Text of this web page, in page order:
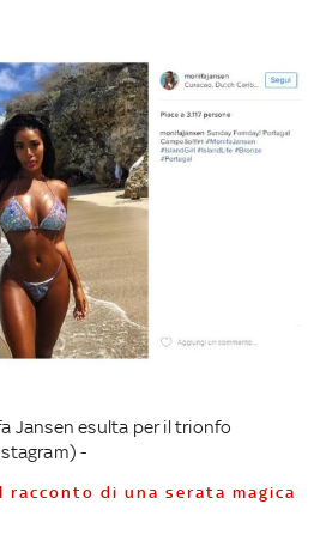
Jansen esulta per il trionfo
-
racconto di una serata magica